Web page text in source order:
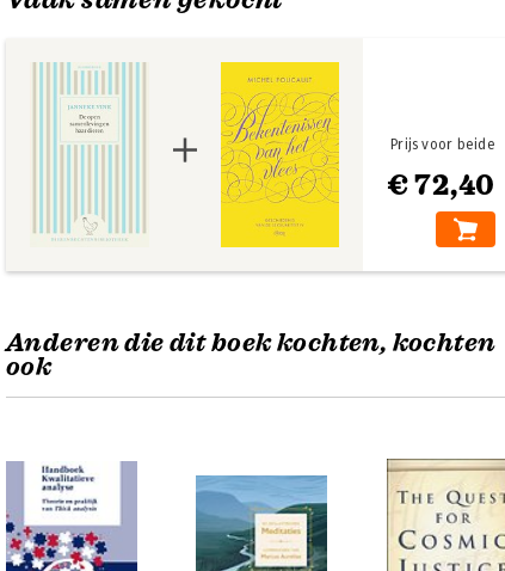
€ 72,40
Prijs voor beide
Anderen die dit boek kochten, kochten
ook